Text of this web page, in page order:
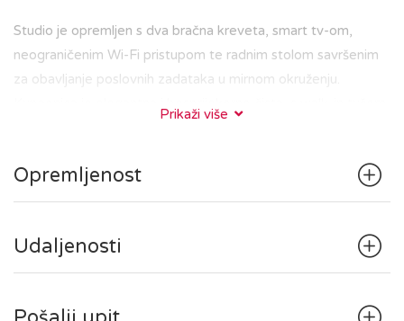
Studio je opremljen s dva bračna kreveta, smart tv-om,
neograničenim Wi-Fi pristupom te radnim stolom savršenim
za obavljanje poslovnih zadataka u mirnom okruženju.
jednostavnih jela.
U zajedničkom hodniku se nalazi perilica/sušilica sa svim
Nalazeći se u središtu Zagreba, bit ćete na korak od glavnih
Prikaži više
Opremljenost
Udaljenosti